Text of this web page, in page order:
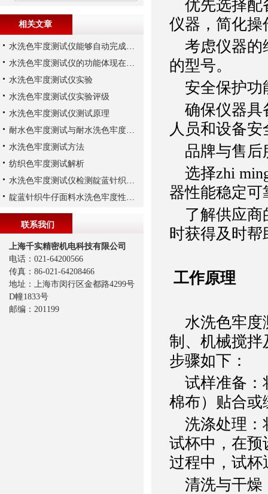
优先选择配
仪器，简化操
考虑仪器的
的型号。
安全保护功
确保仪器具
人员和设备安
品牌与售后
选择zhi
器性能稳定可
了解供应商
时获得及时帮
工作原理
水洗色牢度
制、机械搅拌
步骤如下：
试样准备：
棉布）贴合或
洗涤处理：
试杯中，在预
过程中，试杯
清洗与干燥
相关文章
水洗色牢度测试仪能够自动完成测试过程中的环节
水洗色牢度测试仪的功能体现在哪些方面？
水洗色牢度测试仪实验
水洗色牢度测试仪实验评级
水洗色牢度测试仪测试原理
耐水色牢度测试与耐水洗色牢度测试
水洗色牢度测试方法
纺织色牢度测试解析
水洗色牢度测试仪检测靛蓝针织牛仔面料水洗色牢度
靛蓝针织牛仔面料水洗色牢度性能解析
联系我们
上海千实精密机电科技有限公司
电话：021-64200566
传真：86-021-64208466
地址：上海市闵行区金都路4299号
D幢1833号
邮编：201199